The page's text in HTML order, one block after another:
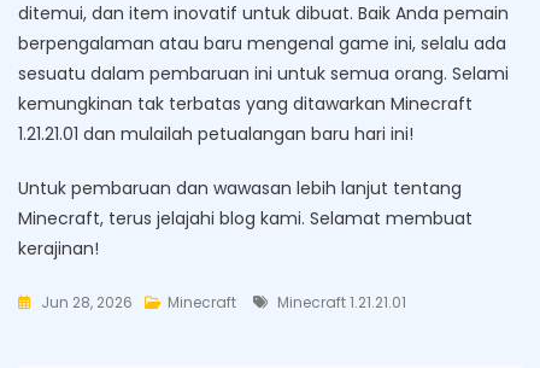
ditemui, dan item inovatif untuk dibuat. Baik Anda pemain
berpengalaman atau baru mengenal game ini, selalu ada
sesuatu dalam pembaruan ini untuk semua orang. Selami
kemungkinan tak terbatas yang ditawarkan Minecraft
1.21.21.01 dan mulailah petualangan baru hari ini!
Untuk pembaruan dan wawasan lebih lanjut tentang
Minecraft, terus jelajahi blog kami. Selamat membuat
kerajinan!
Jun 28, 2026 Minecraft Tags
Minecraft 1.21.21.01